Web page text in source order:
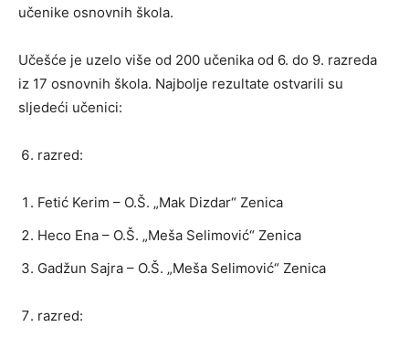
učenike osnovnih škola.
Učešće je uzelo više od 200 učenika od 6. do 9. razreda
iz 17 osnovnih škola. Najbolje rezultate ostvarili su
sljedeći učenici:
razred:
Fetić Kerim – O.Š. „Mak Dizdar“ Zenica
Heco Ena – O.Š. „Meša Selimović“ Zenica
Gadžun Sajra – O.Š. „Meša Selimović“ Zenica
razred: